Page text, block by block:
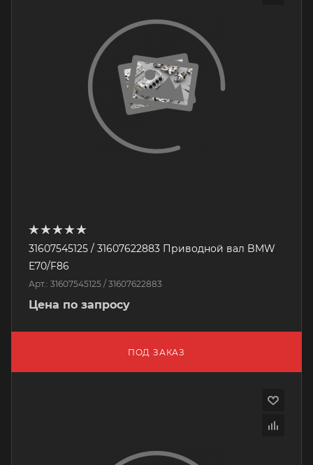
31607545125 / 31607622883 Приводной вал BMW
E70/F86
Арт.: 31607545125 / 31607622883
Цена по запросу
ПОД ЗАКАЗ